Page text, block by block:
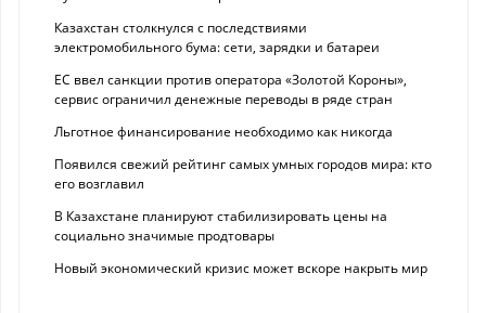
Казахстан столкнулся с последствиями
электромобильного бума: сети, зарядки и батареи
ЕС ввел санкции против оператора «Золотой Короны»,
сервис ограничил денежные переводы в ряде стран
Льготное финансирование необходимо как никогда
Появился свежий рейтинг самых умных городов мира: кто
его возглавил
В Казахстане планируют стабилизировать цены на
социально значимые продтовары
Новый экономический кризис может вскоре накрыть мир